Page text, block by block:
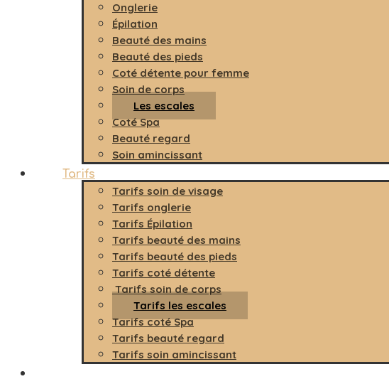
Onglerie
Épilation
Beauté des mains
Beauté des pieds
Coté détente pour femme
Soin de corps
Les escales
Coté Spa
Beauté regard
Soin amincissant
Tarifs
Tarifs soin de visage
Tarifs onglerie
Tarifs Épilation
Tarifs beauté des mains
Tarifs beauté des pieds
Tarifs coté détente
Tarifs soin de corps
Tarifs les escales
Tarifs coté Spa
Tarifs beauté regard
Tarifs soin amincissant